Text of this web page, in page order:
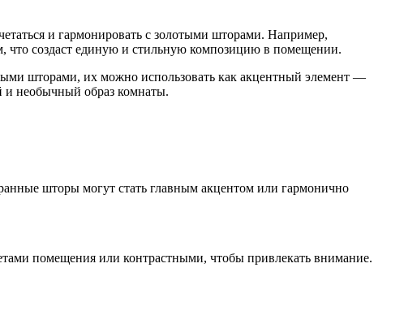
и гармонировать с золотыми шторами. Например,
создаст единую и стильную композицию в помещении.
шторами, их можно использовать как акцентный элемент —
и необычный образ комнаты.
шторы могут стать главным акцентом или гармонично
помещения или контрастными, чтобы привлекать внимание.